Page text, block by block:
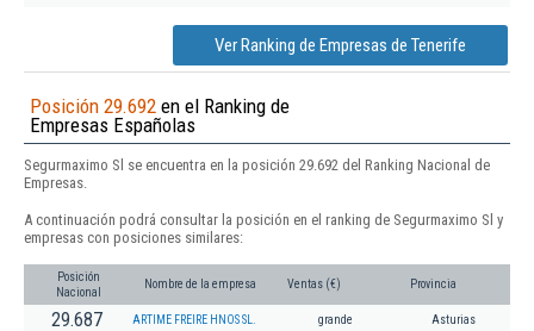
Ver Ranking de Empresas de Tenerife
Posición 29.692 en el Ranking de
Empresas Españolas
Segurmaximo Sl se encuentra en la posición 29.692 del Ranking Nacional de
Empresas.
A continuación podrá consultar la posición en el ranking de Segurmaximo Sl y
empresas con posiciones similares:
Posición
Nacional
Nombre de la empresa Ventas (€) Provincia
29.687 ARTIME FREIRE HNOS SL. grande Asturias